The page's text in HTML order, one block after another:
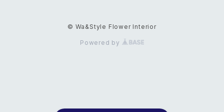
© Wa&Style Flower Interior
Powered by